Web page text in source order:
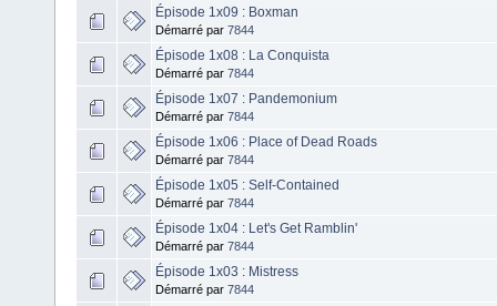
Épisode 1x09 : Boxman
Démarré par 7844
Épisode 1x08 : La Conquista
Démarré par 7844
Épisode 1x07 : Pandemonium
Démarré par 7844
Épisode 1x06 : Place of Dead Roads
Démarré par 7844
Épisode 1x05 : Self-Contained
Démarré par 7844
Épisode 1x04 : Let's Get Ramblin'
Démarré par 7844
Épisode 1x03 : Mistress
Démarré par 7844